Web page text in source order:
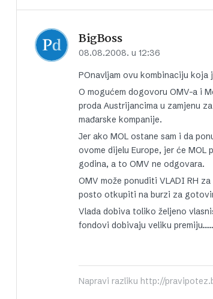
BigBoss
08.08.2008. u 12:36
POnavljam ovu kombinaciju koja
O mogućem dogovoru OMV-a i
proda Austrijancima u zamjenu
mađarske kompanije.
Jer ako MOL ostane sam i da
ovome dijelu Europe, jer će
godina, a to OMV ne odgovara.
OMV može ponuditi VLADI RH
posto otkupiti na burzi za
Vlada dobiva toliko željeno
fondovi dobivaju veliku
Napravi razliku http://